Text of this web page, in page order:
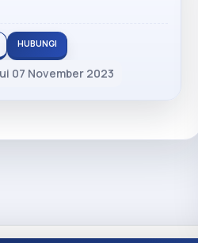
HUBUNGI
07 November 2023